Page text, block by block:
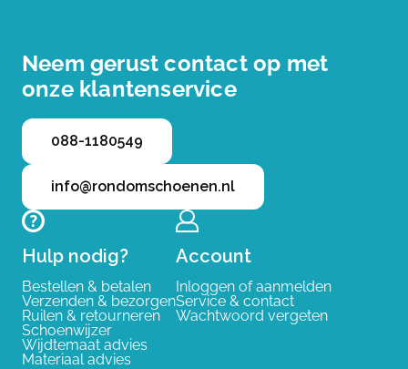
Neem gerust contact op met
onze klantenservice
088-1180549
info@rondomschoenen.nl
Hulp nodig?
Bestellen & betalen
Verzenden & bezorgen
Ruilen & retourneren
Schoenwijzer
Wijdtemaat advies
Materiaal advies
Account
Inloggen of aanmelden
Service & contact
Wachtwoord vergeten